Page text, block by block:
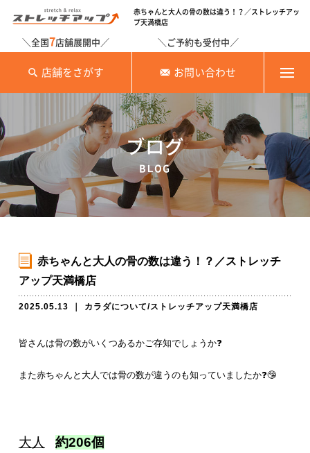
赤ちゃんと大人の骨の数は違う！？／ストレッチアッ
プ天満橋店
＼全国7店舗展開中／
店舗をさがす
＼ご予約も受付中／
お問い合わせ
ブログ
BLOG
赤ちゃんと大人の骨の数は違う！？／ストレッチ
アップ天満橋店
2025.05.13 カラダについて/ストレッチアップ天満橋店
皆さんは骨の数がいくつあるかご存知でしょうか❓
また赤ちゃんと大人では骨の数が違うのも知っていましたか❓🤥
大人 約206個